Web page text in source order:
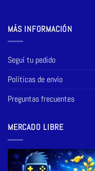
MÁS INFORMACIÓN
Seguí tu pedido
Políticas de envío
Preguntas frecuentes
MERCADO LIBRE